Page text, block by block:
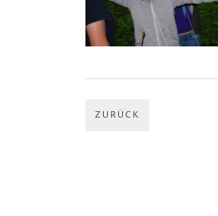
ZURÜCK